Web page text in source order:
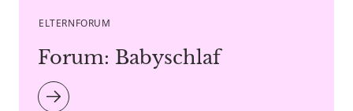
ELTERNFORUM
Forum: Babyschlaf